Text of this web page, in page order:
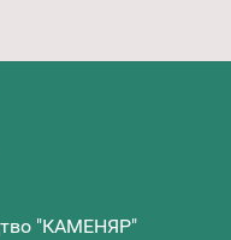
"КАМЕНЯР"